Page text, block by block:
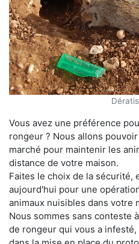
Vous avez une préférence
rongeur ? Nous allons
marché pour maintenir les
distance de votre maison.
Faites le choix de la sécurité,
aujourd'hui pour une
animaux nuisibles dans votre
Nous sommes sans conteste
de rongeur qui vous a